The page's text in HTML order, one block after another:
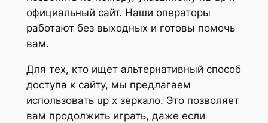
официальный сайт. Наши операторы
работают без выходных и готовы помочь
вам.
Для тех, кто ищет альтернативный способ
доступа к сайту, мы предлагаем
использовать up x зеркало. Это позволяет
вам продолжить играть, даже если